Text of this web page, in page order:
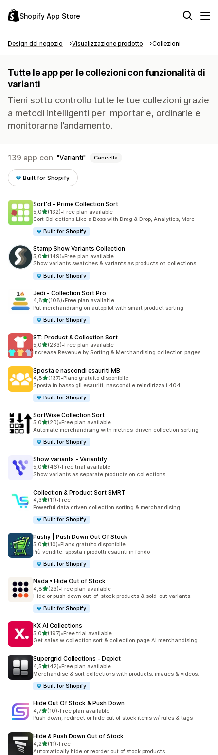
Shopify App Store
Design del negozio Visualizzazione prodotto Collezioni
Tutte le app per le collezioni con funzionalità di
varianti
Tieni sotto controllo tutte le tue collezioni grazie
a metodi intelligenti per importarle, ordinarle e
monitorarne l’andamento.
139 app con Varianti Cancella
Built for Shopify
Sort'd ‑ Prime Collection Sort
5,0stelle su 5
(132)
132 recensioni totali
•Free plan available
Sort Collections Like a Boss with Drag & Drop, Analytics, More
Built for Shopify
Stamp Show Variants Collection
5,0stelle su 5
(149)
149 recensioni totali
•Free plan available
Show variants swatches & variants as products on collections
Built for Shopify
Jedi ‑ Collection Sort Pro
4,8stelle su 5
(108)
108 recensioni totali
•Free plan available
Put merchandising on autopilot with smart product sorting
Built for Shopify
ST: Product & Collection Sort
5,0stelle su 5
(233)
233 recensioni totali
•Free plan available
Increase Revenue by Sorting & Merchandising collection pages
Sposta e nascondi esauriti MB
4,8stelle su 5
(137)
137 recensioni totali
•Piano gratuito disponibile
Sposta in basso gli esauriti, nascondi e reindirizza i 404
Built for Shopify
SortWise Collection Sort
5,0stelle su 5
(20)
20 recensioni totali
•Free plan available
Automate merchandising with metrics-driven collection sorting
Built for Shopify
Show variants ‑ Variantify
5,0stelle su 5
(46)
46 recensioni totali
•Free trial available
Show variants as separate products on collections.
Collection & Product Sort SMRT
4,3stelle su 5
(11)
11 recensioni totali
•Free
Powerful data driven collection sorting & merchandising
Built for Shopify
Pushy | Push Down Out Of Stock
5,0stelle su 5
(10)
10 recensioni totali
•Piano gratuito disponibile
Più vendite: sposta i prodotti esauriti in fondo
Built for Shopify
Nada • Hide Out of Stock
4,8stelle su 5
(23)
23 recensioni totali
•Free plan available
Hide or push down out-of-stock products & sold-out variants.
Built for Shopify
KX AI Collections
5,0stelle su 5
(197)
197 recensioni totali
•Free trial available
Get sales w collection sort & collection page AI merchandising
Supergrid Collections ‑ Depict
4,5stelle su 5
(42)
42 recensioni totali
•Free plan available
Merchandise & sort collections with products, images & videos.
Built for Shopify
Hide Out Of Stock & Push Down
4,7stelle su 5
(10)
10 recensioni totali
•Free plan available
Push down, redirect or hide out of stock items w/ rules & tags
Hide & Push Down Out of Stock
4,2stelle su 5
(11)
11 recensioni totali
•Free
Automatically hide or reorder out of stock products